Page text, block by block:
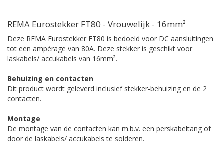
REMA Eurostekker FT80 - Vrouwelijk - 16mm²
Deze REMA Eurostekker FT80 is bedoeld voor DC aansluitingen
tot een ampèrage van 80A. Deze stekker is geschikt voor
laskabels/ accukabels van 16mm².
Behuizing en contacten
Dit product wordt geleverd inclusief stekker-behuizing en de 2
contacten.
Montage
De montage van de contacten kan m.b.v. een perskabeltang of
door de laskabels/ accukabels te solderen.